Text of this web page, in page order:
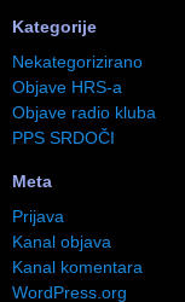
Kategorije
Nekategorizirano
Objave HRS-a
Objave radio kluba
PPS SRDOČI
Meta
Prijava
Kanal objava
Kanal komentara
WordPress.org